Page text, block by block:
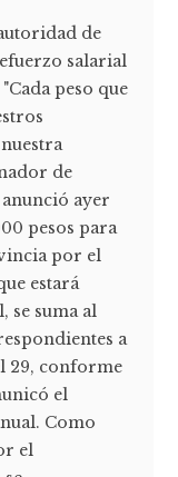
de
salarial
peso que
de
anunció ayer
pesos para
por el
estará
se suma al
a
29, conforme
el
Como
el